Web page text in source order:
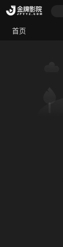
首页